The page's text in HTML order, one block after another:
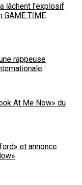
lâchent l’explosif
GAME TIME
rappeuse
At Me Now» du
et annonce